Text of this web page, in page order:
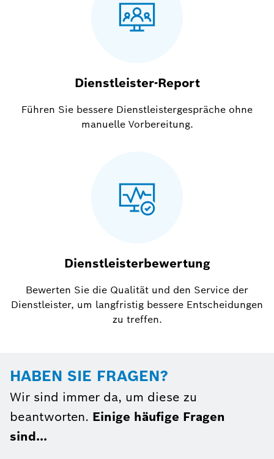
Dienstleister-Report
Führen Sie bessere Dienstleistergespräche ohne
manuelle Vorbereitung.
Dienstleisterbewertung
Bewerten Sie die Qualität und den Service der
Dienstleister, um langfristig bessere Entscheidungen
zu treffen.
HABEN SIE FRAGEN?
Wir sind immer da, um diese zu
beantworten. Einige häufige Fragen
sind...